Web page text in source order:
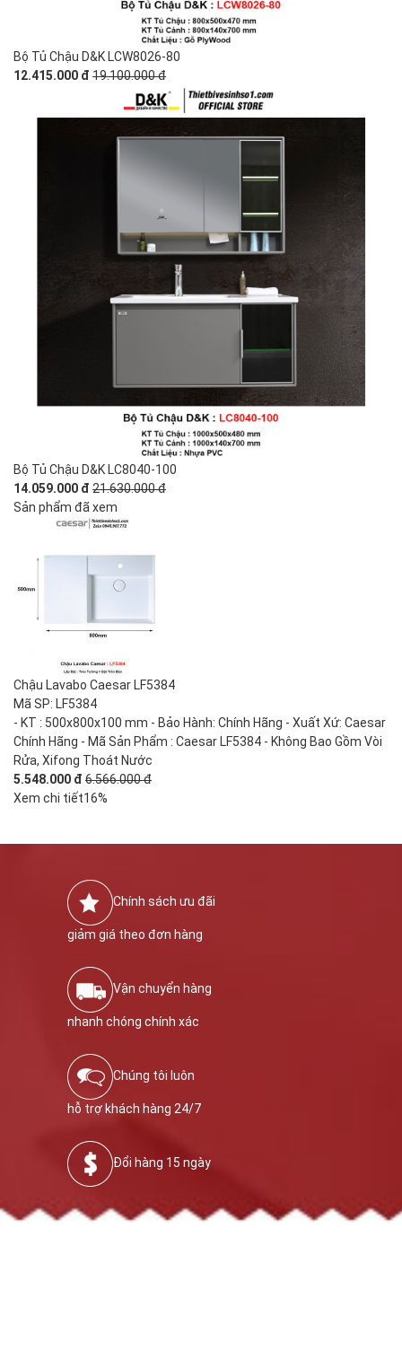
Bộ Tủ Chậu D&K LCW8026-80
12.415.000 đ 19.100.000 đ
Bộ Tủ Chậu D&K LC8040-100
14.059.000 đ 21.630.000 đ
Sản phẩm đã xem
Chậu Lavabo Caesar LF5384
Mã SP: LF5384
- KT : 500x800x100 mm - Bảo Hành: Chính Hãng - Xuất Xứ: Caesar
Chính Hãng - Mã Sản Phẩm : Caesar LF5384 - Không Bao Gồm Vòi
Rửa, Xifong Thoát Nước
5.548.000 đ 6.566.000 đ
Xem chi tiết16%
Chính sách ưu đãi
giảm giá theo đơn hàng
Vận chuyển hàng
nhanh chóng chính xác
Chúng tôi luôn
hỗ trợ khách hàng 24/7
Đổi hàng 15 ngày